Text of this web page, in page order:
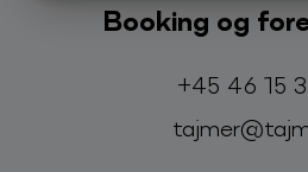
Booking og
+45 46 15
E-